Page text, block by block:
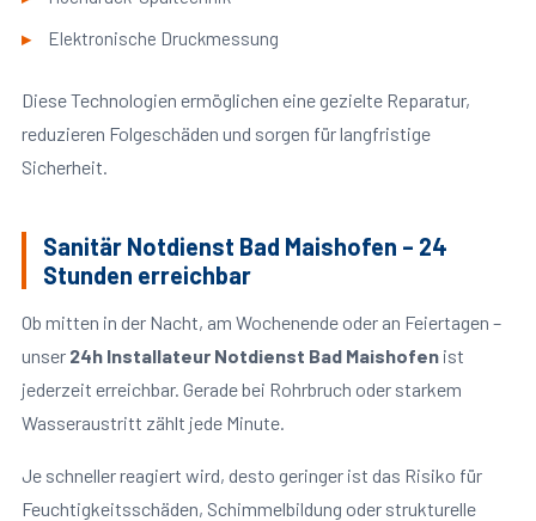
Elektronische Druckmessung
Diese Technologien ermöglichen eine gezielte Reparatur,
reduzieren Folgeschäden und sorgen für langfristige
Sicherheit.
Sanitär Notdienst Bad Maishofen – 24
Stunden erreichbar
Ob mitten in der Nacht, am Wochenende oder an Feiertagen –
unser 24h Installateur Notdienst Bad Maishofenist
jederzeit erreichbar. Gerade bei Rohrbruch oder starkem
Wasseraustritt zählt jede Minute.
Je schneller reagiert wird, desto geringer ist das Risiko für
Feuchtigkeitsschäden, Schimmelbildung oder strukturelle